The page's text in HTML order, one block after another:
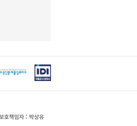
호책임자 : 박상유